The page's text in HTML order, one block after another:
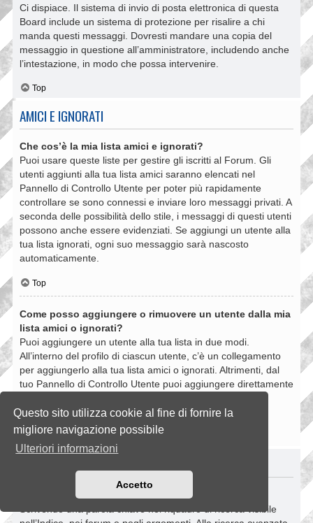
Questo sito utilizza cookie al fine di fornire la
migliore navigazione possibile
Ulteriori informazioni
Accetto
Ci dispiace. Il sistema di invio di posta elettronica di questa
Board include un sistema di protezione per risalire a chi
manda questi messaggi. Dovresti mandare una copia del
messaggio in questione all’amministratore, includendo anche
l’intestazione, in modo che possa intervenire.
Top
AMICI E IGNORATI
Che cos’è la mia lista amici e ignorati?
Puoi usare queste liste per gestire gli iscritti al Forum. Gli
utenti aggiunti alla tua lista amici saranno elencati nel
Pannello di Controllo Utente per poter più rapidamente
controllare se sono connessi e inviare loro messaggi privati. A
seconda delle possibilità dello stile, i messaggi di questi utenti
possono anche essere evidenziati. Se aggiungi un utente alla
tua lista ignorati, ogni suo messaggio sarà nascosto
automaticamente.
Top
Come posso aggiungere o rimuovere un utente dalla mia
lista amici o ignorati?
Puoi aggiungere un utente alla tua lista in due modi.
All’interno del profilo di ciascun utente, c’è un collegamento
per aggiungerlo alla tua lista amici o ignorati. Altrimenti, dal
tuo Pannello di Controllo Utente puoi aggiungere direttamente
rimuovere un utente dalla lista dalla stessa pagina.
Top
Come si fanno le ricerche nella Board?
Scrivendo una parola chiave nel riquadro di ricerca visibile